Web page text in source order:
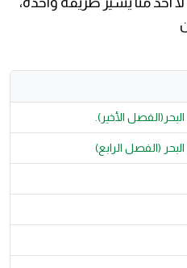
الأخير).
(الفصل الرابع)